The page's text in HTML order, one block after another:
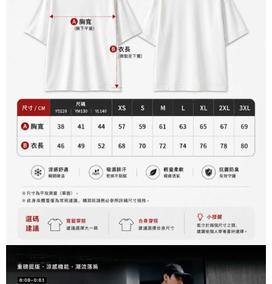
1.本服務係由「台灣大哥大股份有限公司」（以下簡稱本公司）所提供，讓
用戶於交易時，得透過本服務購買商品或服務，並由商店將買賣／分期付款
買賣價金債權讓與本公司後，依約使用本公司帳單繳交帳款。
2.基於同意付款使用「大哥付你分期」之契約關係目的，商店將以您的個人
資料（包含姓名、電話或地址）提供予台灣大哥大進項蒐集、處理及利用，
由本公司與您本人進行分期帳單所需資料之確認、核對及更正。
3.完整用戶服務條款，請詳閱以下連結：
ATM／網路銀行／等多元方式進行付款，方視為交易完成。
※ 請注意：結帳手續完成當下不需立刻繳費，但若您需要取消訂單，請聯絡
購買商品的店家。未經商家同意取消之訂單仍視為有效，需透過AFTEE先享
後付繳納相關費用。
※ 交易是否成功請以「AFTEE先享後付 」之結帳頁面顯示為準，若有關於
是否繳費成功／繳費後需取消欲退款等相關疑問，請聯繫「AFTEE先享後付
https://netprotections.freshdesk.com/support/home
【注意事項】
１．透過由恩沛科技股份有限公司提供之「AFTEE先享後付」服務完成之交
易，需依本服務之必要範圍內提供個人資料，並將交易相關給付款項請求債
權轉讓予恩沛科技股份有限公司。
https://aftee.tw/terms/#terms3
３．未成年的使用者請事先徵得法定代理人或監護人之同意方可使用
「AFTEE先享後付」，若未經同意申辦者引起之損失，本公司不負相關責
４．使用「AFTEE先享後付」時，將依據個別帳號之用戶狀況，依本公司即
時審查核予不同之上限額度；若仍有額度不足之情形，本公司將視審查結果
請求用戶進行身份認證。
５．嚴禁一人註冊多個帳號或使用他人資訊註冊。若發現惡意使用之情形，
恩沛科技股份有限公司將有權停止該用戶之使用額度並採取法律行動。
7-11付款取貨
每筆NT$65，滿NT$899(含以上)免運費
每筆NT$60，滿NT$899(含以上)免運費
每筆NT$65，滿NT$899(含以上)免運費